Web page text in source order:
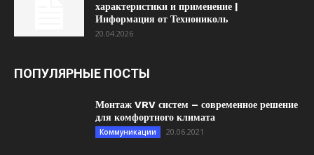
характеристики и применение |
Информация от Технониколь
20.04.2026
ПОПУЛЯРНЫЕ ПОСТЫ
Монтаж VRV систем – современное решение
для комфортного климата
Коммуникации 20.06.2021